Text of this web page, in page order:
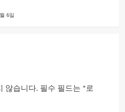
6일
않습니다. 필수 필드는 * 로